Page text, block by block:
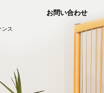
ンス
お問い合わせ